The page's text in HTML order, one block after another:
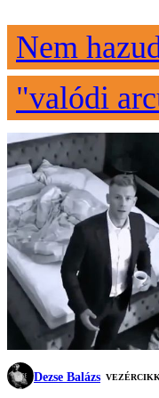
Nem
"valódi
Dezse Balázs VEZÉRCIKK